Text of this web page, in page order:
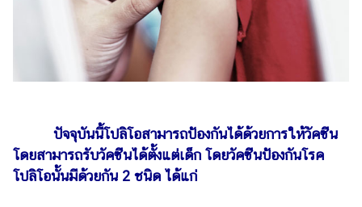
ปัจจุบันนี้โปลิโอสามารถป้องกันได้ด้วยการให้วัคซีน
โดยสามารถรับวัคซีนได้ตั้งแต่เด็ก โดยวัคซีนป้องกันโรค
โปลิโอนั้นมีด้วยกัน 2 ชนิด ได้แก่